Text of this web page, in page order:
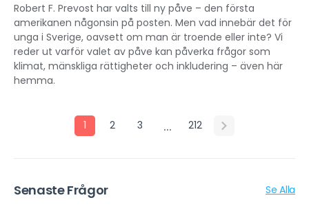
Robert F. Prevost har valts till ny påve – den första
amerikanen någonsin på posten. Men vad innebär det för
unga i Sverige, oavsett om man är troende eller inte? Vi
reder ut varför valet av påve kan påverka frågor som
klimat, mänskliga rättigheter och inkludering – även här
hemma.
1 2 3 … 212
Senaste Frågor Se Alla